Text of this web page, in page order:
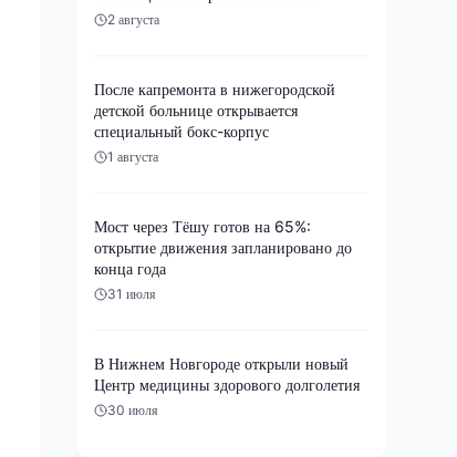
2 августа
После капремонта в нижегородской
детской больнице открывается
специальный бокс-корпус
1 августа
Мост через Тёшу готов на 65%:
открытие движения запланировано до
конца года
31 июля
В Нижнем Новгороде открыли новый
Центр медицины здорового долголетия
30 июля